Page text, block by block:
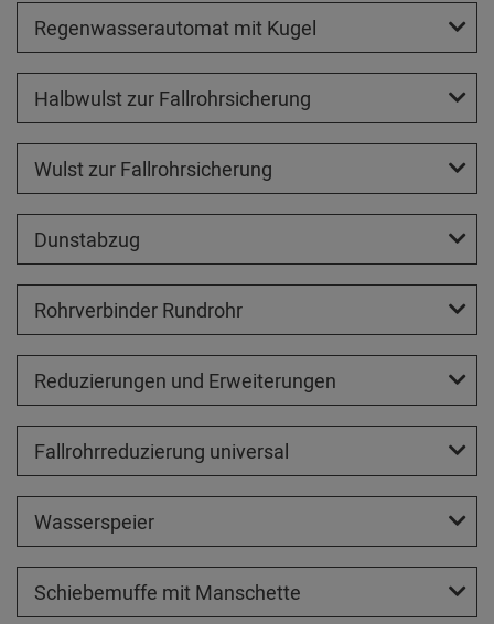
Regenwasserautomat mit Kugel
Halbwulst zur Fallrohrsicherung
Wulst zur Fallrohrsicherung
Dunstabzug
Rohrverbinder Rundrohr
Reduzierungen und Erweiterungen
Fallrohrreduzierung universal
Wasserspeier
Schiebemuffe mit Manschette